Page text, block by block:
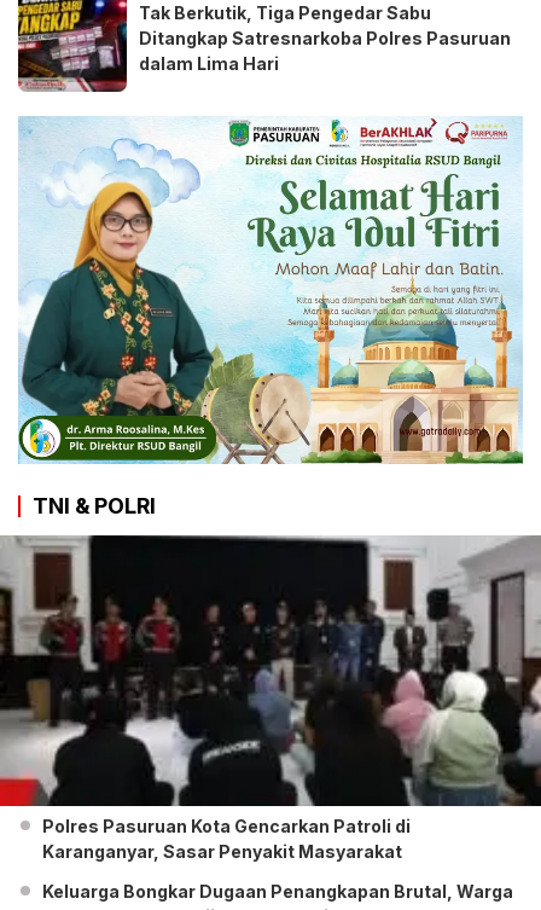
Tak Berkutik, Tiga Pengedar Sabu
Ditangkap Satresnarkoba Polres Pasuruan
dalam Lima Hari
TNI & POLRI
Polres Pasuruan Kota Gencarkan Patroli di
Karanganyar, Sasar Penyakit Masyarakat
Keluarga Bongkar Dugaan Penangkapan Brutal, Warga